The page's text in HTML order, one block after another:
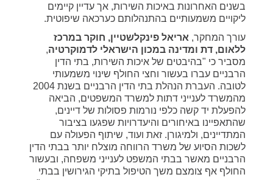
בשנים האחרונות באיכות השירות, אך עדיין קיימים
ליקויים משמעותיים בהתנהלותם כערכאה שיפוטית.
עורך המחקר, אריאל פינקלשטיין, חוקר במרכז
ללאום, דת ומדינה במכון הישראלי לדמוקרטיה,
מסביר כי "בהיבטים של איכות השירות, בתי הדין
הרבניים עברו בעשור וחצי החולף שינוי משמעותי
לטובה. העברת הנהלת בתי הדין הרבניים בשנת 2004
מהמשרד לענייני דתות למשרד המשפטים, הביאה
להפעלת יד קשה כלפי נורמות פסולות של דיינים,
שהתאפיינו באיחורים והיעדרויות שפגעו בציבור
המתדיינים, ולמיגורן. זאת ועוד, שיתוף הפעולה עם
לשכות הסיוע של משרד הרווחה מוצלח יותר בבתי הדין
הרבניים מאשר בבתי המשפט לענייני משפחה, ובעשור
החולף אף צומצם משך הטיפול בתיקי הגירושין בבתי